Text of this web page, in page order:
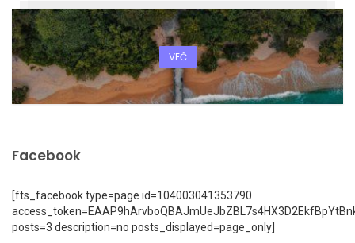
VEČ
Facebook
[fts_facebook type=page id=104003041353790
posts=3 description=no posts_displayed=page_only]